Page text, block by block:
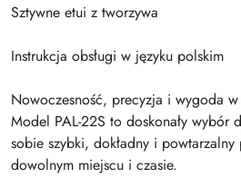
Sztywne etui z tworzywa
Instrukcja obsługi w języku polskim
Nowoczesność, precyzja i wygoda
Model PAL-22S to doskonały wybór
sobie szybki, dokładny i
dowolnym miejscu i czasie.